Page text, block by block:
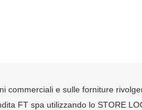
commerciali e sulle forniture
FT spa utilizzando lo STORE